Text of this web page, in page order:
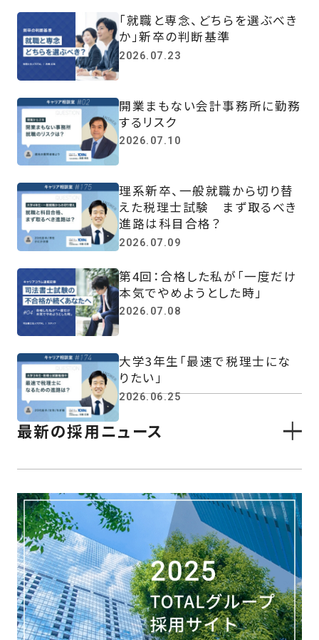
「就職と専念、どちらを選ぶべき
か」新卒の判断基準
2026.07.23
開業まもない会計事務所に勤務
するリスク
2026.07.10
理系新卒、一般就職から切り替
えた税理士試験 まず取るべき
進路は科目合格？
2026.07.09
第4回：合格した私が「一度だけ
本気でやめようとした時」
2026.07.08
大学3年生「最速で税理士にな
りたい」
2026.06.25
最新の採用ニュース
税理士業界講義に登壇しました
2026.08.05
大原キャリアナビHPにて「会社
紹介動画」を公開中
2026.08.03
合同就職説明会に参加します